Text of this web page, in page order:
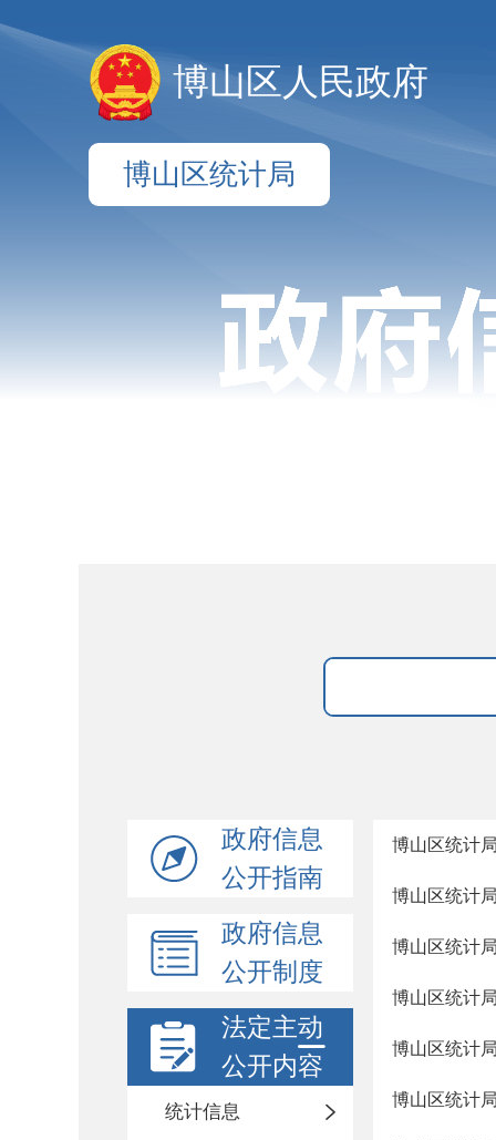
博山区人民政府
博山区统计局
政府信息
公开指南
政府信息
公开制度
法定主动
公开内容
统计信息
博山区统计
博山区统计
博山区统计
博山区统计
博山区统计
博山区统计